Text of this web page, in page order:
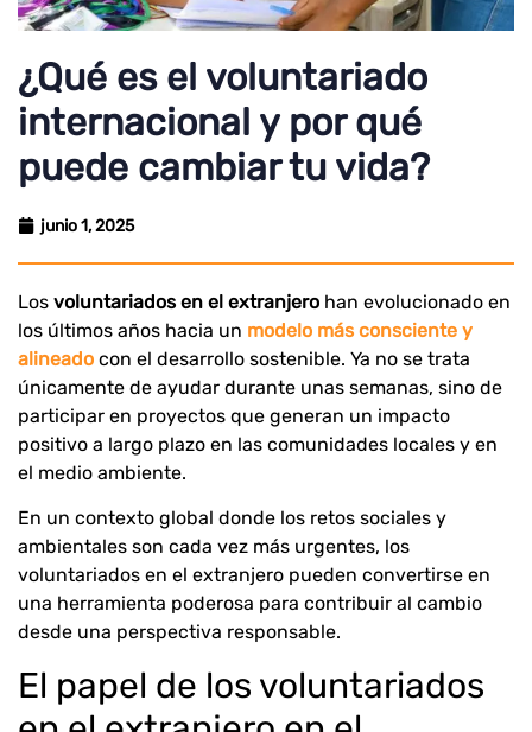
¿Qué es el voluntariado
internacional y por qué
puede cambiar tu vida?
junio 1, 2025
Los voluntariados en el extranjero han evolucionado en
los últimos años hacia un modelo más consciente y
alineado con el desarrollo sostenible. Ya no se trata
únicamente de ayudar durante unas semanas, sino de
participar en proyectos que generan un impacto
positivo a largo plazo en las comunidades locales y en
el medio ambiente.
En un contexto global donde los retos sociales y
ambientales son cada vez más urgentes, los
voluntariados en el extranjero pueden convertirse en
una herramienta poderosa para contribuir al cambio
desde una perspectiva responsable.
El papel de los voluntariados